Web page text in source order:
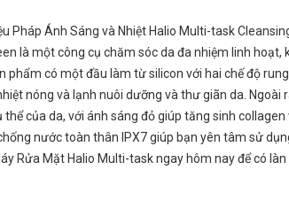
Pháp Ánh Sáng và Nhiệt Halio Multi-task
là một công cụ chăm sóc da đa nhiệm linh hoạt,
phẩm có một đầu làm từ silicon với hai chế độ
nóng và lạnh nuôi dưỡng và thư giãn da. Ngoài
của da, với ánh sáng đỏ giúp tăng sinh
nước toàn thân IPX7 giúp bạn yên tâm sử
Rửa Mặt Halio Multi-task ngay hôm nay để có